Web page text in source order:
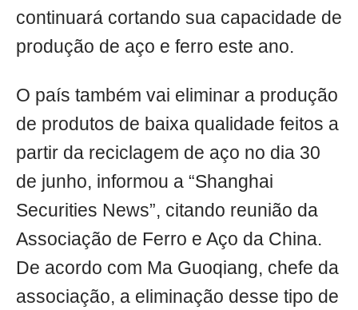
continuará cortando sua capacidade de
produção de aço e ferro este ano.
O país também vai eliminar a produção
de produtos de baixa qualidade feitos a
partir da reciclagem de aço no dia 30
de junho, informou a “Shanghai
Securities News”, citando reunião da
Associação de Ferro e Aço da China.
De acordo com Ma Guoqiang, chefe da
associação, a eliminação desse tipo de